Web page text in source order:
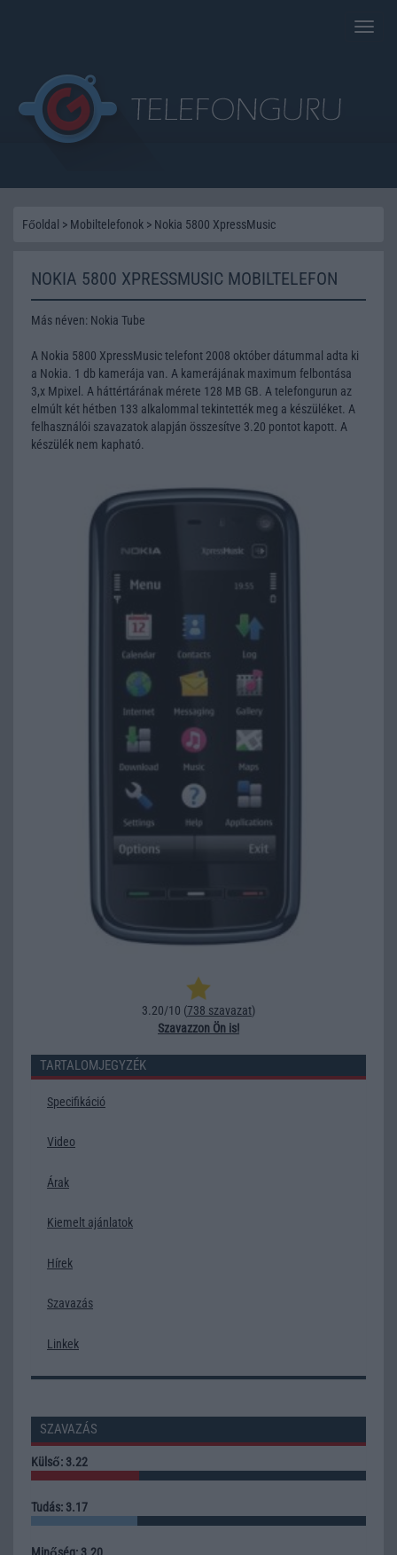
Toggle
Főoldal > Mobiltelefonok > Nokia 5800 XpressMusic
NOKIA 5800 XPRESSMUSIC MOBILTELEFON
Más néven: Nokia Tube
A Nokia 5800 XpressMusic telefont 2008 október dátummal adta ki
a Nokia. 1 db kamerája van. A kamerájának maximum felbontása
3,x Mpixel. A háttértárának mérete 128 MB GB. A telefongurun az
elmúlt két hétben 133 alkalommal tekintették meg a készüléket. A
felhasználói szavazatok alapján összesítve 3.20 pontot kapott. A
készülék nem kapható.
3.20/10 (738 szavazat)
Szavazzon Ön is!
TARTALOMJEGYZÉK
Specifikáció
Video
Árak
Kiemelt ajánlatok
Hírek
Szavazás
Linkek
SZAVAZÁS
Külső: 3.22
Tudás: 3.17
Minőség: 3.20